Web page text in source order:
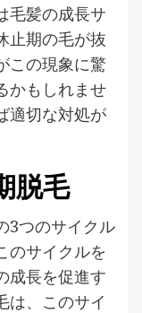
毛髪の成長サ
止期の毛が抜
この現象に驚
かもしれませ
適切な対処が
脱毛
3つのサイクル
のサイクルを
成長を促進す
は、このサイ